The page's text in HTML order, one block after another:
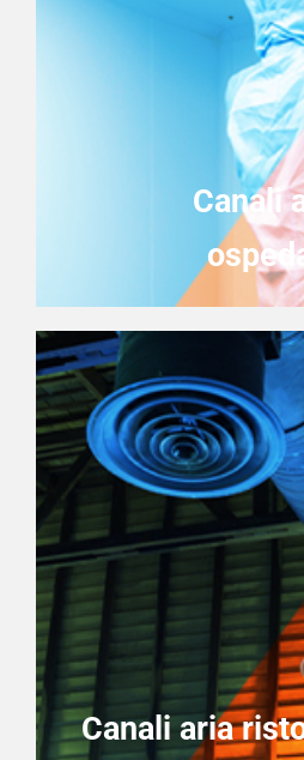
Canali
Canali aria